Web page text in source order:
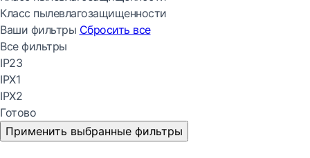
Класс пылевлагозащищенности
Ваши фильтры Сбросить все
Все фильтры
IP23
IPX1
IPX2
Готово
Применить выбранные фильтры